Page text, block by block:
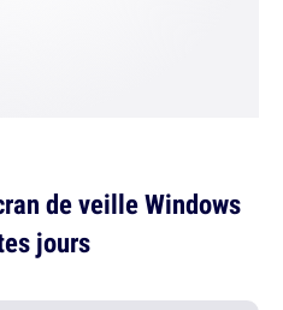
de veille Windows
jours